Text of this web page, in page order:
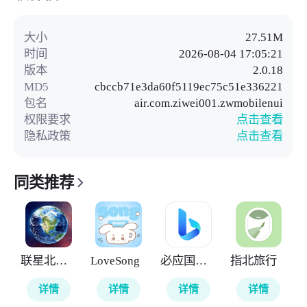
大小
27.51M
时间
2026-08-04 17:05:21
版本
2.0.18
MD5
cbccb71e3da60f5119ec75c51e336221
包名
air.com.ziwei001.zwmobilenui
权限要求
点击查看
隐私政策
点击查看
同类推荐
联星北斗街景地图
详情
LoveSong
详情
必应国际版
详情
指北旅行
详情